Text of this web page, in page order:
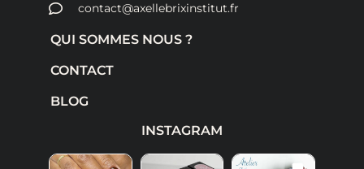
contact@axellebrixinstitut.fr
QUI SOMMES NOUS ?
CONTACT
BLOG
INSTAGRAM